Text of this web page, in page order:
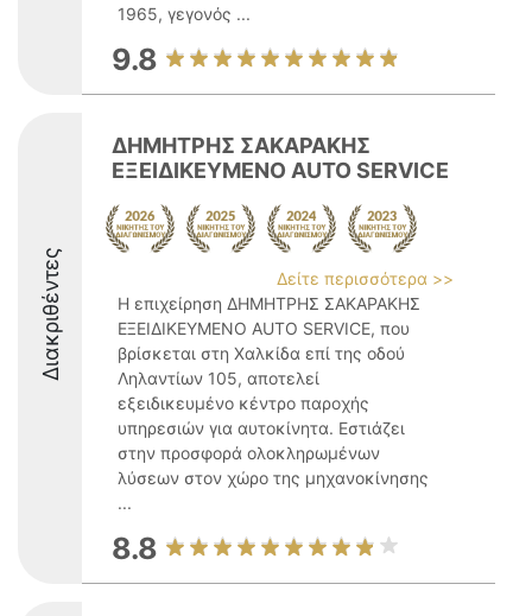
1965, γεγονός ...
9.8
Διακριθέντες
ΔΗΜΗΤΡΗΣ ΣΑΚΑΡΑΚΗΣ
ΕΞΕΙΔΙΚΕΥΜΕΝΟ AUTO SERVICE
Δείτε περισσότερα >>
Η επιχείρηση ΔΗΜΗΤΡΗΣ ΣΑΚΑΡΑΚΗΣ
ΕΞΕΙΔΙΚΕΥΜΕΝΟ AUTO SERVICE, που
βρίσκεται στη Χαλκίδα επί της οδού
Ληλαντίων 105, αποτελεί
εξειδικευμένο κέντρο παροχής
υπηρεσιών για αυτοκίνητα. Εστιάζει
στην προσφορά ολοκληρωμένων
λύσεων στον χώρο της μηχανοκίνησης
...
8.8